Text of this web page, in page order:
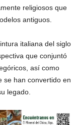
religiosos que
antiguos.
italiana del siglo
que conjuntó
así como
se han convertido en
legado.